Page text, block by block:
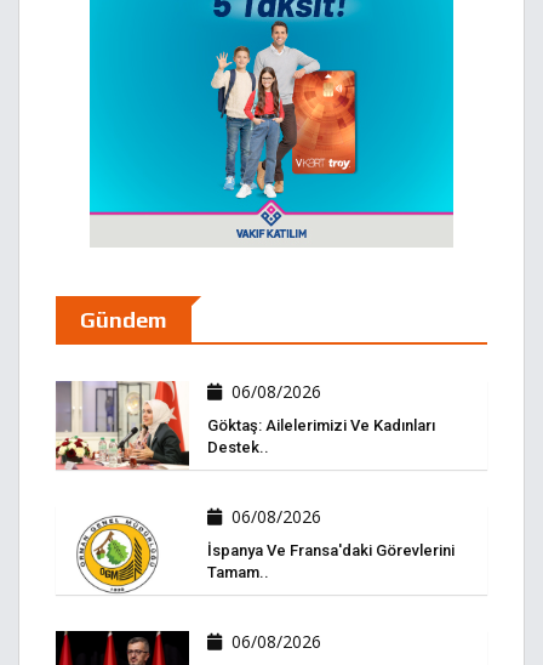
Gündem
06/08/2026
Göktaş: Ailelerimizi Ve Kadınları
Destek..
06/08/2026
İspanya Ve Fransa'daki Görevlerini
Tamam..
06/08/2026